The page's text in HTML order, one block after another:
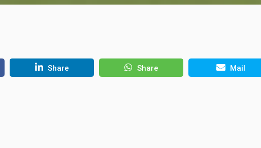
Share Share Mail